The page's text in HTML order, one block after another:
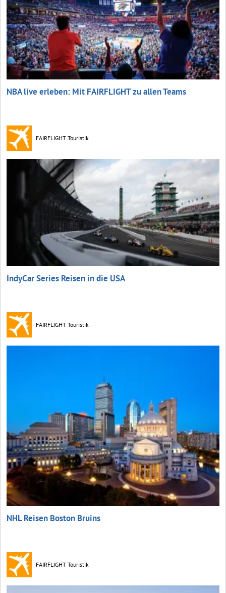
NBA live erleben: Mit FAIRFLIGHT zu allen Teams
FAIRFLIGHT Touristik
IndyCar Series Reisen in die USA
FAIRFLIGHT Touristik
NHL Reisen Boston Bruins
FAIRFLIGHT Touristik